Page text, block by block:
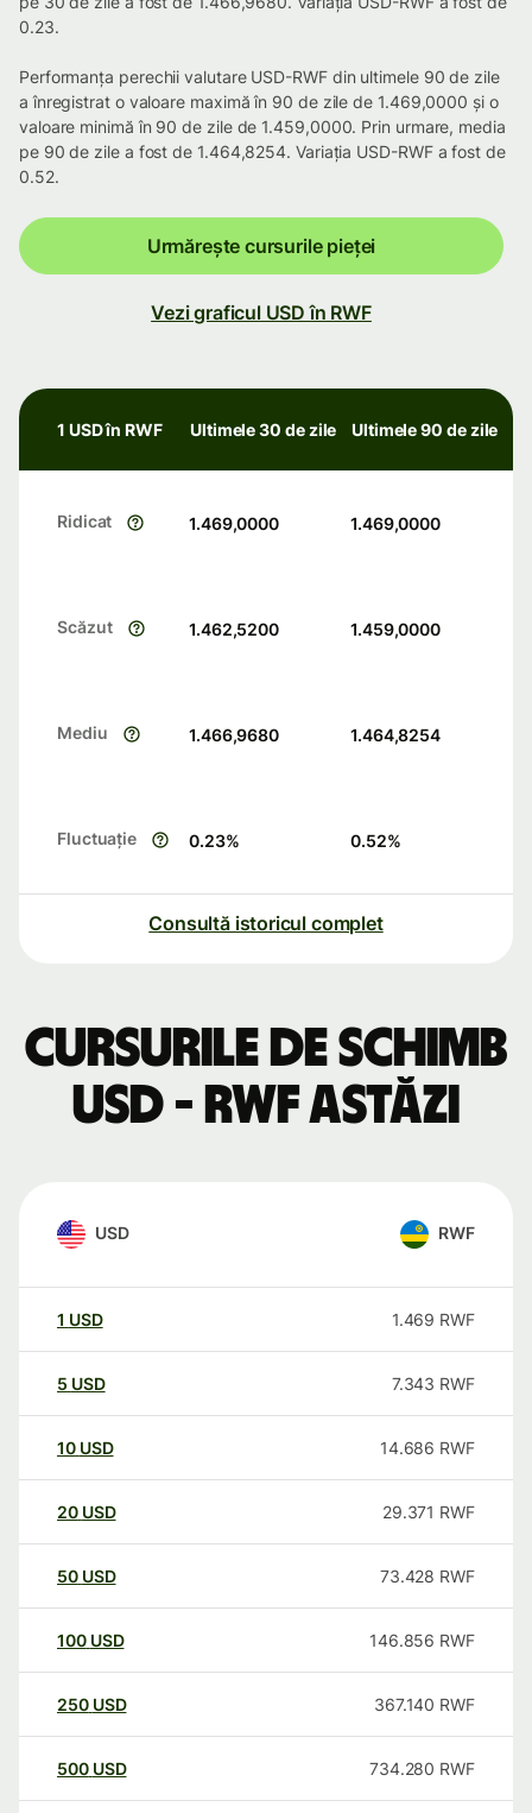
0.23.
Performanța perechii valutare USD-RWF din ultimele 90 de zile
a înregistrat o valoare maximă în 90 de zile de 1.469,0000 și o
valoare minimă în 90 de zile de 1.459,0000. Prin urmare, media
pe 90 de zile a fost de 1.464,8254. Variația USD-RWF a fost de
0.52.
Urmărește cursurile pieței
Vezi graficul USD în RWF
1 USD în RWF Ultimele 30 de zile Ultimele 90 de zile
Ridicat 1.469,0000 1.469,0000
Scăzut 1.462,5200 1.459,0000
Mediu 1.466,9680 1.464,8254
Fluctuație 0.23% 0.52%
Consultă istoricul complet
Cursurile de schimb
USD - RWF astăzi
USD RWF
1 USD 1.469 RWF
5 USD 7.343 RWF
10 USD 14.686 RWF
20 USD 29.371 RWF
50 USD 73.428 RWF
100 USD 146.856 RWF
250 USD 367.140 RWF
500 USD 734.280 RWF